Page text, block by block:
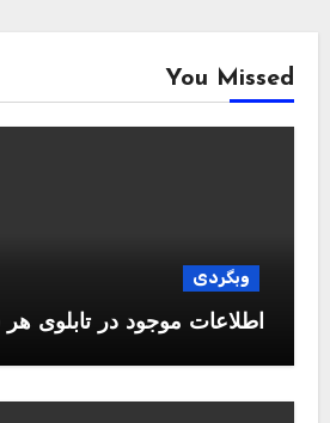
You Missed
وبگردی
اطلاعات موجود در تابلوی